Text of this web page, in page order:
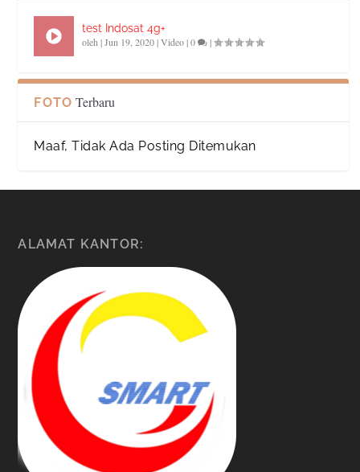
test Indosat 4g+
oleh|Jun 19, 2020|Video|0 |
FOTO Terbaru
Maaf, Tidak Ada Posting Ditemukan
ALAMAT KANTOR: